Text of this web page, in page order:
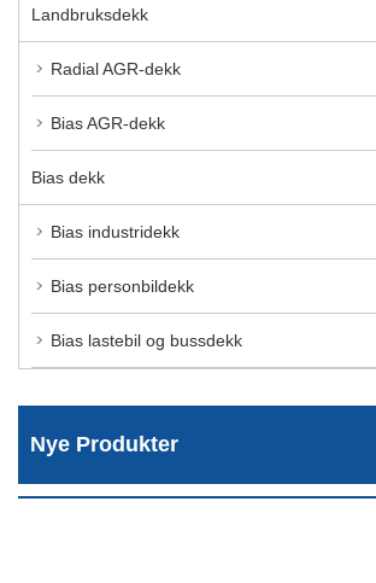
Landbruksdekk
Radial AGR-dekk
Bias AGR-dekk
Bias dekk
Bias industridekk
Bias personbildekk
Bias lastebil og bussdekk
Nye Produkter